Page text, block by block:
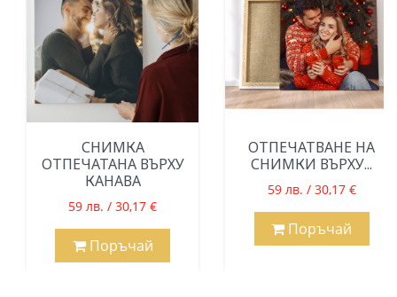
СНИМКА
ОТПЕЧАТАНА ВЪРХУ
КАНАВА
59 лв. / 30,17 €
Поръчай
ОТПЕЧАТВАНЕ НА
СНИМКИ ВЪРХУ...
59 лв. / 30,17 €
Поръчай